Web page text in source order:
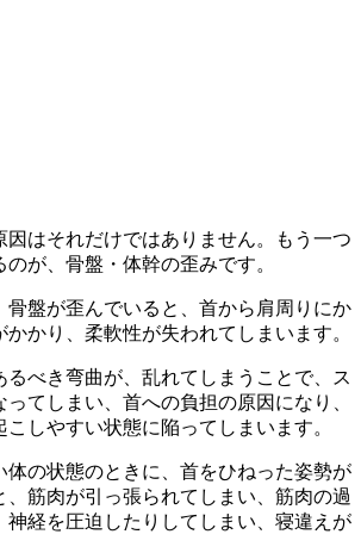
因はそれだけではありません。もう一つ
が、骨盤・体幹の歪みです。
骨盤が歪んでいると、首から肩周りにか
かり、柔軟性が失われてしまいます。
るべき弯曲が、乱れてしまうことで、ス
ってしまい、首への負担の原因になり、
しやすい状態に陥ってしまいます。
体の状態のときに、首をひねった姿勢が
、筋肉が引っ張られてしまい、筋肉の過
神経を圧迫したりしてしまい、寝違えが